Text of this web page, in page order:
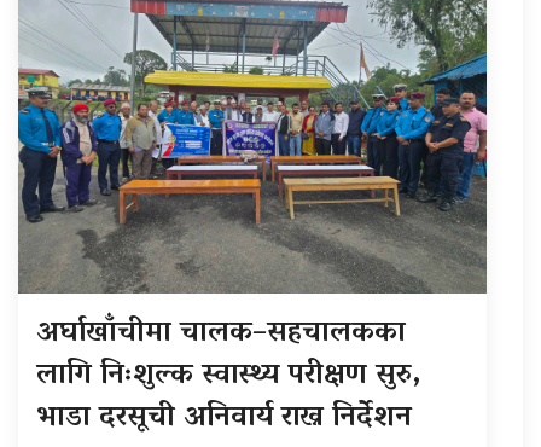
अर्घाखाँचीमा चालक–सहचालकका
लागि निःशुल्क स्वास्थ्य परीक्षण सुरु,
भाडा दरसूची अनिवार्य राख्न निर्देशन